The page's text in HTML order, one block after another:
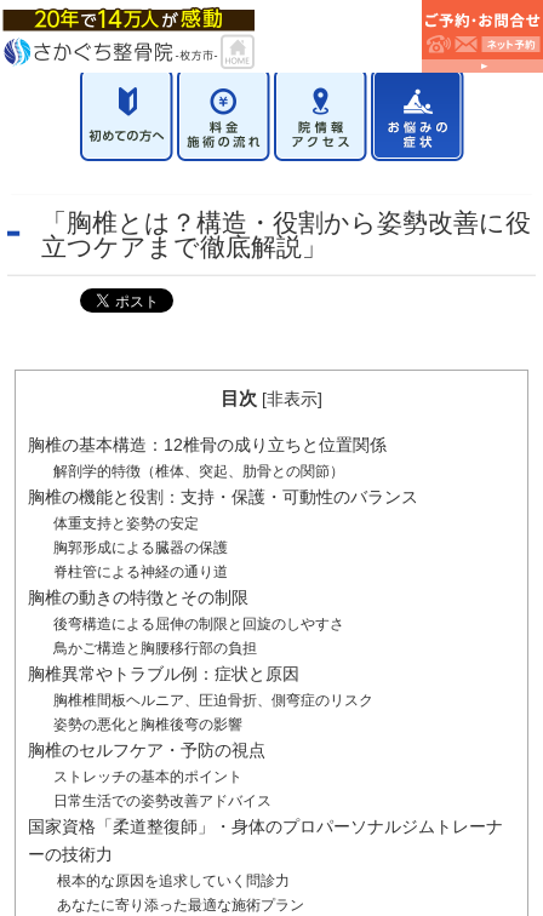
「胸椎とは？構造・役割から姿勢改善に役
立つケアまで徹底解説」
目次 [非表示]
胸椎の基本構造：12椎骨の成り立ちと位置関係
解剖学的特徴（椎体、突起、肋骨との関節）
胸椎の機能と役割：支持・保護・可動性のバランス
体重支持と姿勢の安定
胸郭形成による臓器の保護
脊柱管による神経の通り道
胸椎の動きの特徴とその制限
後弯構造による屈伸の制限と回旋のしやすさ
鳥かご構造と胸腰移行部の負担
胸椎異常やトラブル例：症状と原因
胸椎椎間板ヘルニア、圧迫骨折、側弯症のリスク
姿勢の悪化と胸椎後弯の影響
胸椎のセルフケア・予防の視点
ストレッチの基本的ポイント
日常生活での姿勢改善アドバイス
国家資格「柔道整復師」・身体のプロパーソナルジムトレーナ
ーの技術力
根本的な原因を追求していく問診力
あなたに寄り添った最適な施術プラン